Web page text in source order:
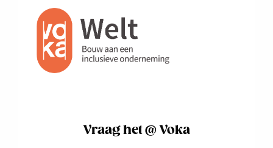
Vraag het @ Voka